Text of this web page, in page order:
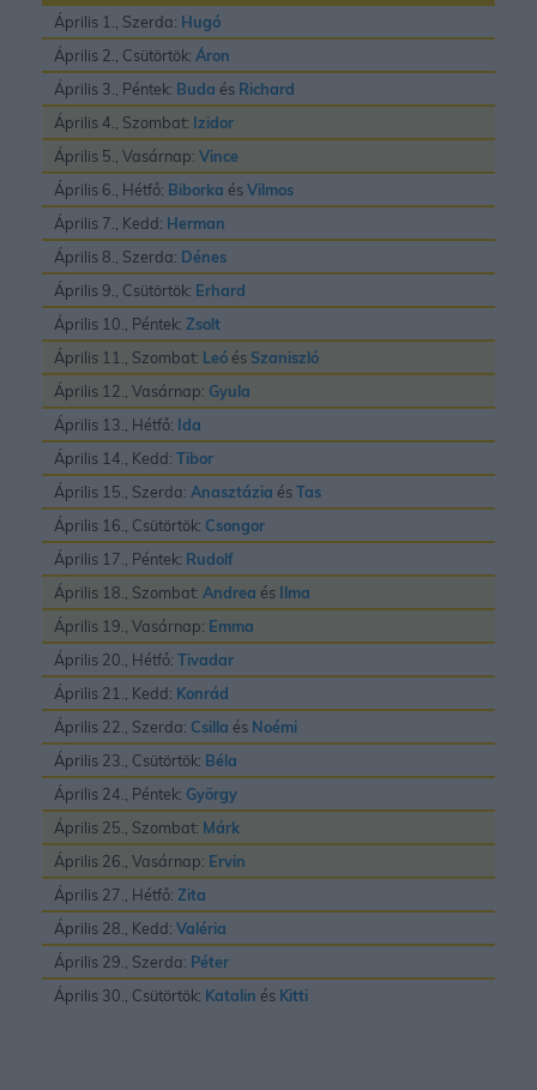
Április 1., Szerda: Hugó
Április 2., Csütörtök: Áron
Április 3., Péntek: Buda és Richard
Április 4., Szombat: Izidor
Április 5., Vasárnap: Vince
Április 6., Hétfő: Biborka ésVilmos
Április 7., Kedd: Herman
Április 8., Szerda: Dénes
Április 9., Csütörtök: Erhard
Április 10., Péntek: Zsolt
Április 11., Szombat: Leó és Szaniszló
Április 12., Vasárnap: Gyula
Április 13., Hétfő: Ida
Április 14., Kedd: Tibor
Április 15., Szerda: Anasztázia ésTas
Április 16., Csütörtök: Csongor
Április 17., Péntek: Rudolf
Április 18., Szombat: Andrea és Ilma
Április 19., Vasárnap: Emma
Április 20., Hétfő: Tivadar
Április 21., Kedd: Konrád
Április 22., Szerda: Csilla és Noémi
Április 23., Csütörtök: Béla
Április 24., Péntek: György
Április 25., Szombat: Márk
Április 26., Vasárnap: Ervin
Április 27., Hétfő: Zita
Április 28., Kedd: Valéria
Április 29., Szerda: Péter
Április 30., Csütörtök: Katalin és Kitti